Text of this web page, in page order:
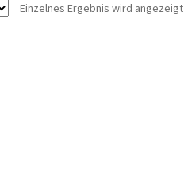
Einzelnes Ergebnis wird angezeigt